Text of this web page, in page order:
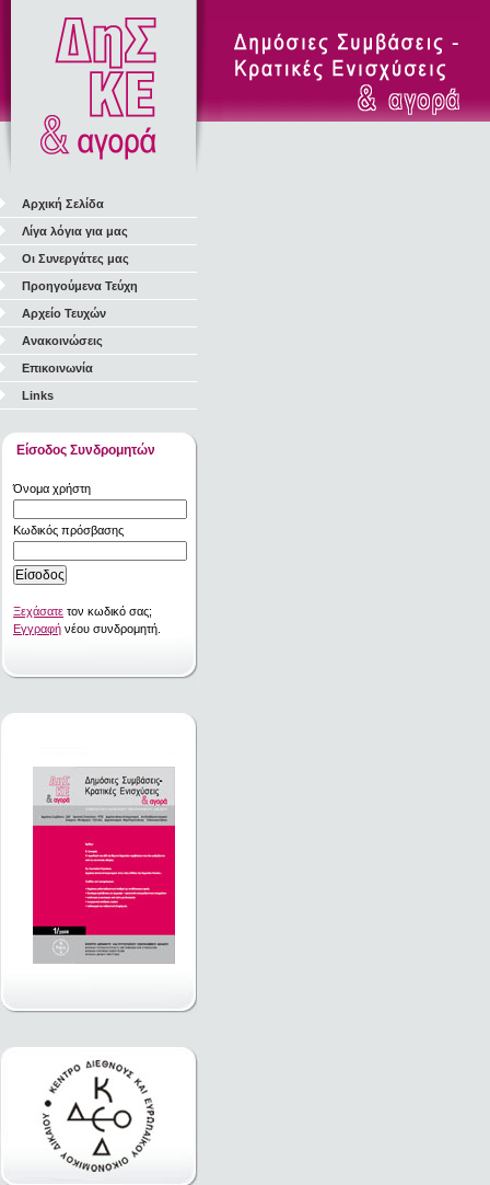
Αρχική Σελίδα
Λίγα λόγια για μας
Οι Συνεργάτες μας
Προηγούμενα Τεύχη
Αρχείο Τευχών
Ανακοινώσεις
Επικοινωνία
Links
Είσοδος Συνδρομητών
Όνομα χρήστη
Κωδικός πρόσβασης
Ξεχάσατε τον κωδικό σας;
Εγγραφή νέου συνδρομητή.